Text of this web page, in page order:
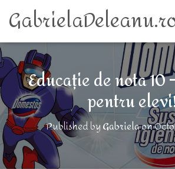
Educație de nota 10
pentru
Published byGabrielaon